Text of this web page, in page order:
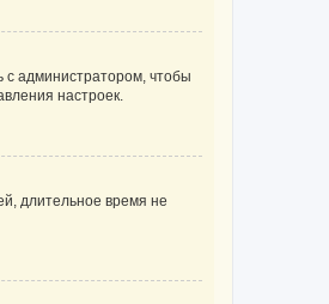
с администратором, чтобы
настроек.
длительное время не